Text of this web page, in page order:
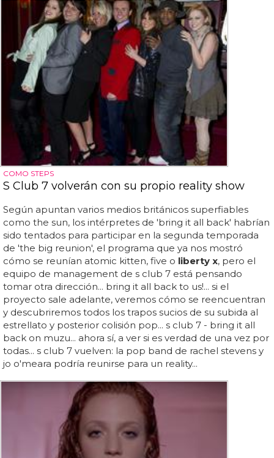
COMO STEPS
S Club 7 volverán con su propio reality show
Según apuntan varios medios británicos superfiables
como the sun, los intérpretes de 'bring it all back' habrían
sido tentados para participar en la segunda temporada
de 'the big reunion', el programa que ya nos mostró
cómo se reunían atomic kitten, five o liberty x, pero el
equipo de management de s club 7 está pensando
tomar otra dirección... bring it all back to us!... si el
proyecto sale adelante, veremos cómo se reencuentran
y descubriremos todos los trapos sucios de su subida al
estrellato y posterior colisión pop... s club 7 - bring it all
back on muzu... ahora sí, a ver si es verdad de una vez por
todas... s club 7 vuelven: la pop band de rachel stevens y
jo o'meara podría reunirse para un reality...